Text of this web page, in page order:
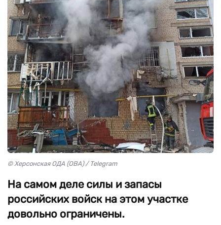
© Херcонская ОДА (ОВА) / Telegram
На самом деле силы и запасы
российских войск на этом участке
довольно ограничены.